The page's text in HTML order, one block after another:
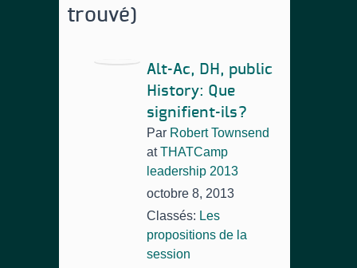
trouvé)
Alt-Ac, DH, public
History: Que
signifient-ils?
Par Robert Townsend
atTHATCamp
leadership 2013
octobre 8, 2013
Classés: Les
propositions de la
session